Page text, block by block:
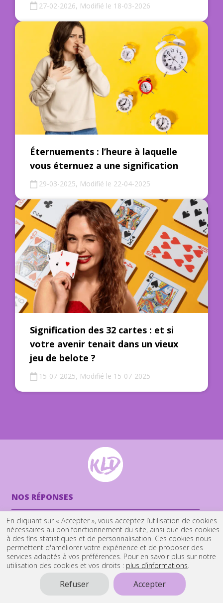
27-02-2026, Modifié le 18-03-2026
Éternuements : l’heure à laquelle
vous éternuez a une signification
29-03-2025, Modifié le 22-04-2025
Signification des 32 cartes : et si
votre avenir tenait dans un vieux
jeu de belote ?
15-07-2025, Modifié le 15-07-2025
NOS RÉPONSES
Voyance Audiotel
Voyance de qualité
Voyance immédiate
En cliquant sur « Accepter », vous acceptez l’utilisation de cookies
nécessaires au bon fonctionnement du site, ainsi que des cookies
à des fins statistiques et de personnalisation. Ces cookies nous
permettent d'améliorer votre expérience et de proposer des
services adaptés à vos préférences. Pour en savoir plus sur notre
utilisation des cookies et vos droits : plus d’informations.
Refuser Accepter